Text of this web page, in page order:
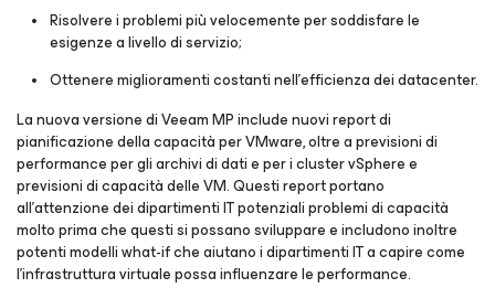
Risolvere i problemi più velocemente per soddisfare le
esigenze a livello di servizio;
Ottenere miglioramenti costanti nell’efficienza dei datacenter.
La nuova versione di Veeam MP include nuovi report di
pianificazione della capacità per VMware, oltre a previsioni di
performance per gli archivi di dati e per i cluster vSphere e
previsioni di capacità delle VM. Questi report portano
all’attenzione dei dipartimenti IT potenziali problemi di capacità
molto prima che questi si possano sviluppare e includono inoltre
potenti modelli what-if che aiutano i dipartimenti IT a capire come
l’infrastruttura virtuale possa influenzare le performance.